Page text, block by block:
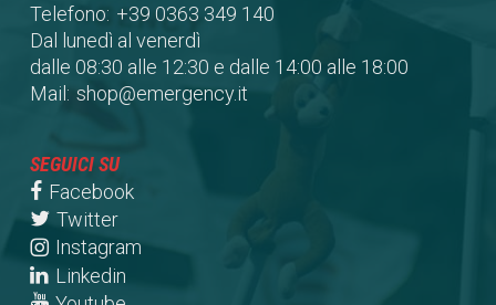
Telefono: +39 0363 349 140
Dal lunedì al venerdì
dalle 08:30 alle 12:30 e dalle 14:00 alle 18:00
Mail: shop@emergency.it
SEGUICI SU
Facebook
Twitter
Instagram
Linkedin